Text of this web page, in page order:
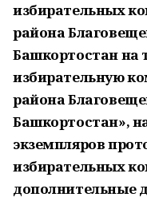
избирательных
района
Башкортостан на
избирательную
района
Башкортостан»,
экземпляров
избирательных
дополнительные